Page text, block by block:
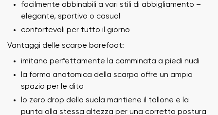
facilmente abbinabili a vari stili di abbigliamento –
elegante, sportivo o casual
confortevoli per tutto il giorno
Vantaggi delle scarpe barefoot:
imitano perfettamente la camminata a piedi nudi
la forma anatomica della scarpa offre un ampio
spazio per le dita
lo zero drop della suola mantiene il tallone e la
punta alla stessa altezza per una corretta postura